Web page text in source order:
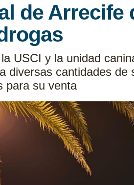
de Arrecife
USCI y la unidad
diversas cantidades
para su venta